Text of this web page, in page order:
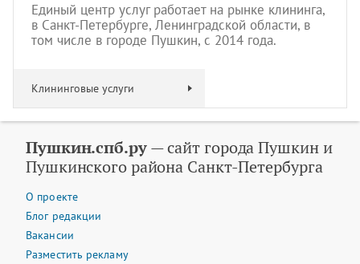
Единый центр услуг работает на рынке клининга,
в Санкт-Петербурге, Ленинградской области, в
том числе в городе Пушкин, с 2014 года.
Клининговые услуги
Пушкин.спб.ру— сайт города Пушкин и
Пушкинского района Санкт-Петербурга
О проекте
Блог редакции
Вакансии
Разместить рекламу